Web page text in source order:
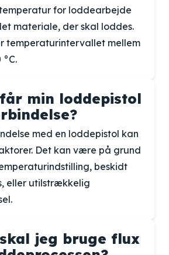
for loddearbejde
materiale, der skal loddes.
temperaturintervallet mellem
min loddepistol
med en loddepistol kan
Det kan være på grund
beskidt
eller utilstrækkelig
jeg bruge flux